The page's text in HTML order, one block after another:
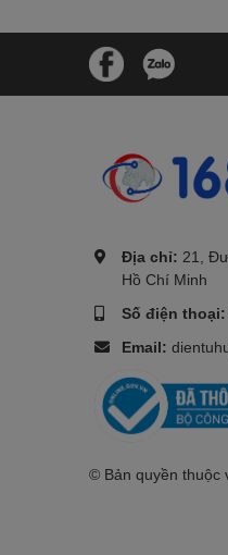
Địa chỉ: 21,
Hồ Chí Minh
Số điện thoại:
Email:
© Bản quyền thuộc